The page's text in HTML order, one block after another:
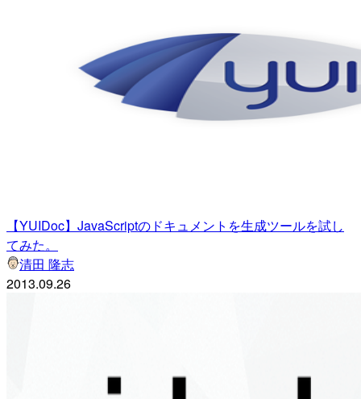
【YUIDoc】JavaScriptのドキュメントを生成ツールを試し
てみた。
清田 隆志
2013.09.26